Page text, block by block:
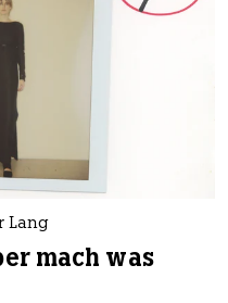
Lang
mach was